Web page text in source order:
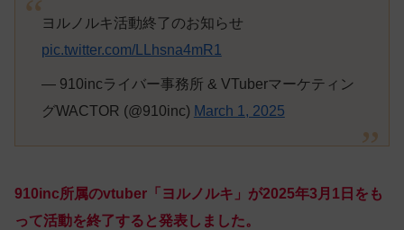
ヨルノルキ活動終了のお知らせ
pic.twitter.com/LLhsna4mR1
— 910incライバー事務所 & VTuberマーケティン
グWACTOR (@910inc) March 1, 2025
910inc所属のvtuber「ヨルノルキ」が2025年3月1日をも
って活動を終了すると発表しました。